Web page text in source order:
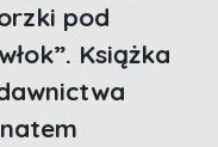
pod
Książka